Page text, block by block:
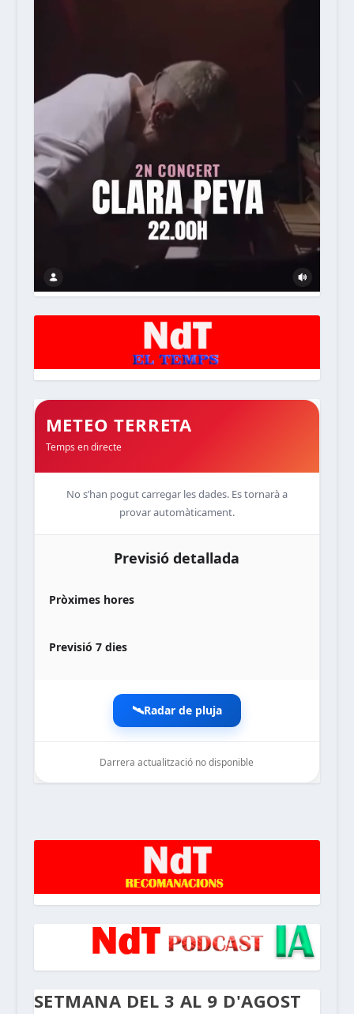
METEO TERRETA
Temps en directe
No s’han pogut carregar les dades. Es tornarà a
provar automàticament.
Previsió detallada
Pròximes hores
Previsió 7 dies
🛰️Radar de pluja
Darrera actualització no disponible
SETMANA DEL 3 AL 9 D'AGOST